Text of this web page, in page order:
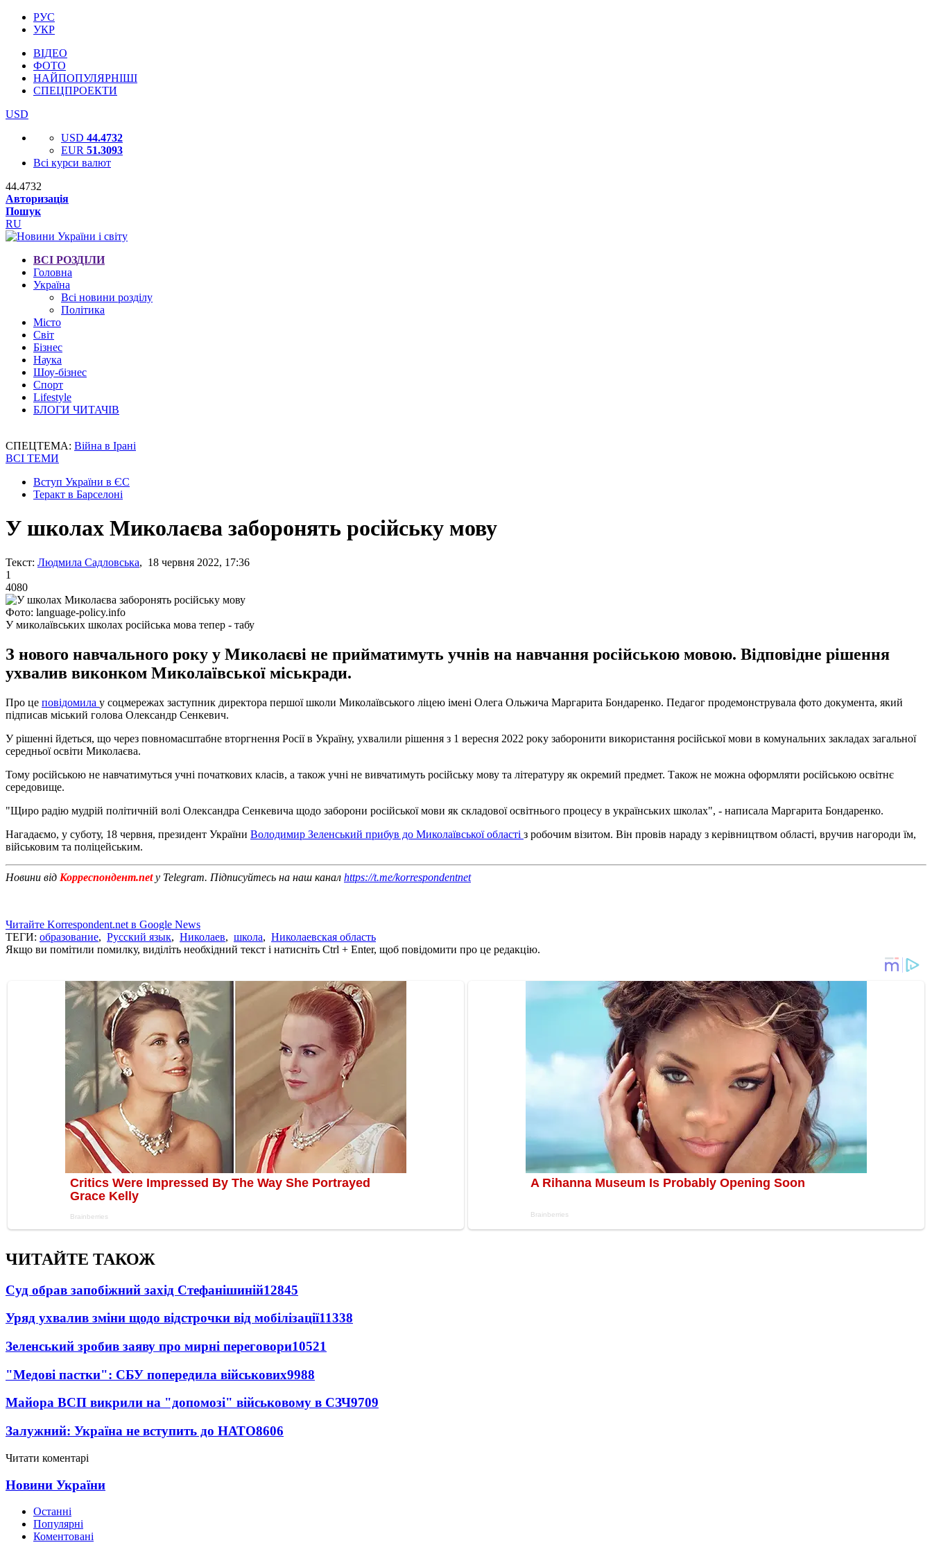
РУС
УКР
ВІДЕО
ФОТО
НАЙПОПУЛЯРНІШІ
СПЕЦПРОЕКТИ
USD
USD 44.4732
EUR 51.3093
Всі курси валют
44.4732
Авторизація
Пошук
RU
ВСІ РОЗДІЛИ
Головна
Україна
Всі новини розділу
Політика
Місто
Світ
Бізнес
Наука
Шоу-бізнес
Спорт
Lifestyle
БЛОГИ ЧИТАЧІВ
СПЕЦТЕМА: Війна в Ірані
ВСІ ТЕМИ
Вступ України в ЄС
Теракт в Барселоні
У школах Миколаєва заборонять російську мову
Текст: Людмила Садловська, 18 червня 2022, 17:36
1
4080
Фото: language-policy.info
У миколаївських школах російська мова тепер - табу
З нового навчального року у Миколаєві не прийматимуть учнів на навчання російською мовою. Відповідне рішення
ухвалив виконком Миколаївської міськради.
Про це повідомила у соцмережах заступник директора першої школи Миколаївського ліцею імені Олега Ольжича Маргарита Бондаренко. Педагог продемонструвала фото документа, який
підписав міський голова Олександр Сенкевич.
У рішенні йдеться, що через повномасштабне вторгнення Росії в Україну, ухвалили рішення з 1 вересня 2022 року заборонити використання російської мови в комунальних закладах загальної
середньої освіти Миколаєва.
Тому російською не навчатимуться учні початкових класів, а також учні не вивчатимуть російську мову та літературу як окремий предмет. Також не можна оформляти російською освітнє
середовище.
"Щиро радію мудрій політичній волі Олександра Сенкевича щодо заборони російської мови як складової освітнього процесу в українських школах", - написала Маргарита Бондаренко.
Нагадаємо, у суботу, 18 червня, президент України Володимир Зеленський прибув до Миколаївської області з робочим візитом. Він провів нараду з керівництвом області, вручив нагороди їм,
військовим та поліцейським.
Новини від Корреспондент.netу Telegram. Підписуйтесь на наш канал https://t.me/korrespondentnet
Читайте Korrespondent.net в Google News
ТЕГИ: образование, Русский язык, Николаев, школа, Николаевская область
Якщо ви помітили помилку, виділіть необхідний текст і натисніть Ctrl + Enter, щоб повідомити про це редакцію.
ЧИТАЙТЕ ТАКОЖ
Суд обрав запобіжний захід Стефанішиній12845
Уряд ухвалив зміни щодо відстрочки від мобілізації11338
Зеленський зробив заяву про мирні переговори10521
"Медові пастки": СБУ попередила військових9988
Майора ВСП викрили на "допомозі" військовому в СЗЧ9709
Залужний: Україна не вступить до НАТО8606
Читати коментарі
Новини України
Останні
Популярні
Коментовані